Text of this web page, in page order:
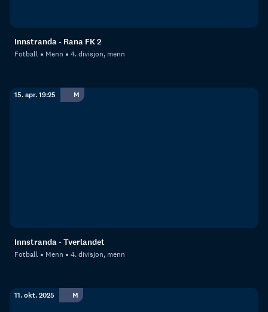
Innstranda - Rana FK 2
Fotball Menn 4. divisjon, menn
15. apr. 19:25 M
Innstranda - Tverlandet
Fotball Menn 4. divisjon, menn
11. okt. 2025 M